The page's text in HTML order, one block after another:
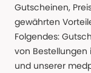
Gutscheinen,
gewährten
Folgendes:
von Bestellungen
und unserer